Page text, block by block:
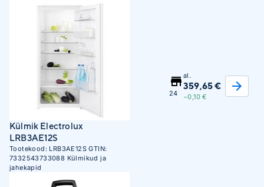
Külmik Electrolux
LRB3AE12S
Tootekood: LRB3AE12S GTIN:
7332543733088 Külmikud ja
jahekapid
24
al.
359,65 €
−0,10 €